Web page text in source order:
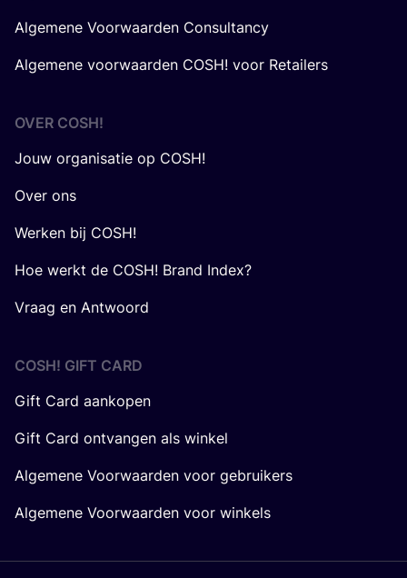
Algemene Voorwaarden Consultancy
Algemene voorwaarden COSH! voor Retailers
OVER COSH!
Jouw organisatie op COSH!
Over ons
Werken bij COSH!
Hoe werkt de COSH! Brand Index?
Vraag en Antwoord
COSH! GIFT CARD
Gift Card aankopen
Gift Card ontvangen als winkel
Algemene Voorwaarden voor gebruikers
Algemene Voorwaarden voor winkels